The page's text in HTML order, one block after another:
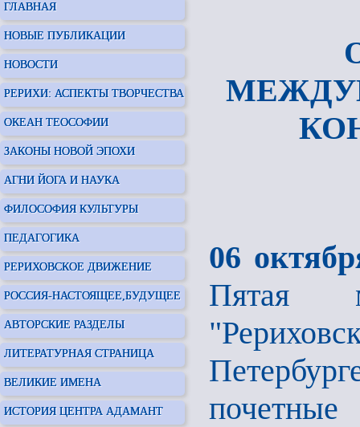
ГЛАВНАЯ
НОВЫЕ ПУБЛИКАЦИИ
НОВОСТИ
РЕРИХИ: АСПЕКТЫ ТВОРЧЕСТВА
ОКЕАН ТЕОСОФИИ
ЗАКОНЫ НОВОЙ ЭПОХИ
АГНИ ЙОГА И НАУКА
ФИЛОСОФИЯ КУЛЬТУРЫ
ПЕДАГОГИКА
РЕРИХОВСКОЕ ДВИЖЕНИЕ
РОССИЯ-НАСТОЯЩЕЕ,БУДУЩЕЕ
АВТОРСКИЕ РАЗДЕЛЫ
ЛИТЕРАТУРНАЯ СТРАНИЦА
ВЕЛИКИЕ ИМЕНА
ИСТОРИЯ ЦЕНТРА АДАМАНТ
06
Пятая